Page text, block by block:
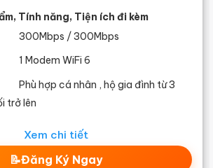
Sản phẩm, Tính năng, Tiện ích đi kèm
Tốc Độ: 1Gbps / 300Mbps
Thiết Bị: 1 Modem WiFi 6
Mô hình:
Phù hợp cá nhân, hộ gia
thiết bị kết nối trở lên
Xem chi tiết
📝Đăng Ký Ngay